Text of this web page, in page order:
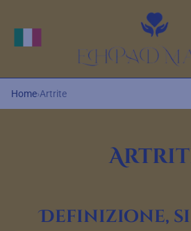
Cambia lingua
Home›Artrite
Definizione,